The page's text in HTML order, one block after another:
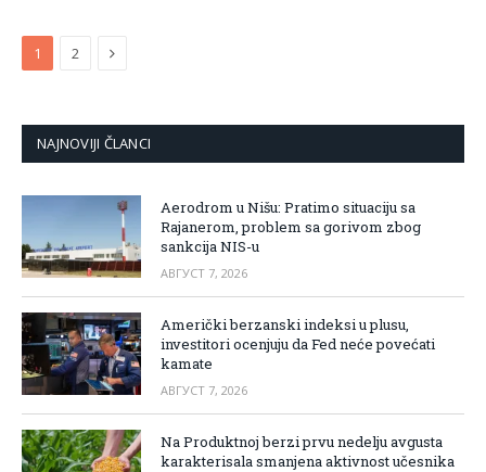
1 2 Next
NAJNOVIJI ČLANCI
Aerodrom u Nišu: Pratimo situaciju sa
Rajanerom, problem sa gorivom zbog
sankcija NIS-u
АВГУСТ 7, 2026
Američki berzanski indeksi u plusu,
investitori ocenjuju da Fed neće povećati
kamate
АВГУСТ 7, 2026
Na Produktnoj berzi prvu nedelju avgusta
karakterisala smanjena aktivnost učesnika